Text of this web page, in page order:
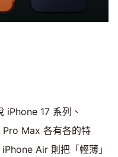
iPhone 17 系列、
Max 各有各的特
Air 則把「輕薄」